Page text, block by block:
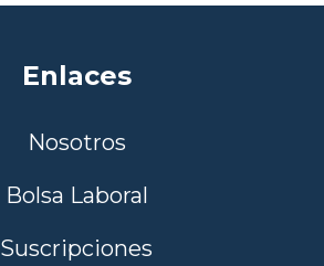
Enlaces
Nosotros
Bolsa Laboral
Suscripciones